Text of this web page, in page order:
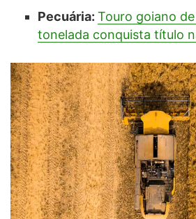
Pecuária: Touro goiano
tonelada conquista título